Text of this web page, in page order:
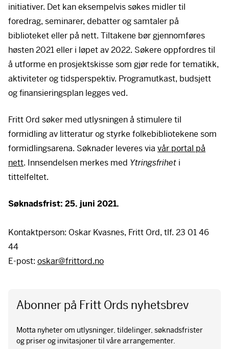
initiativer. Det kan eksempelvis søkes midler til
foredrag, seminarer, debatter og samtaler på
biblioteket eller på nett. Tiltakene bør gjennomføres
høsten 2021 eller i løpet av 2022. Søkere oppfordres til
å utforme en prosjektskisse som gjør rede for tematikk,
aktiviteter og tidsperspektiv. Programutkast, budsjett
og finansieringsplan legges ved.
Fritt Ord søker med utlysningen å stimulere til
formidling av litteratur og styrke folkebibliotekene som
formidlingsarena. Søknader leveres via vår portal på
nett. Innsendelsen merkes med Ytringsfrihet i
tittelfeltet.
Søknadsfrist: 25. juni 2021.
Kontaktperson: Oskar Kvasnes, Fritt Ord, tlf. 23 01 46
44
E-post: oskar@frittord.no
Abonner på Fritt Ords nyhetsbrev
Motta nyheter om utlysninger, tildelinger, søknadsfrister
og priser og invitasjoner til våre arrangementer.